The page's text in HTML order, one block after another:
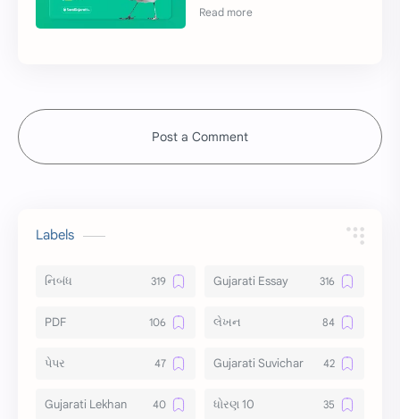
Post a Comment
Labels
નિબંધ Gujarati Essay
PDF લેખન
પેપર Gujarati Suvichar
Gujarati Lekhan ધોરણ 10